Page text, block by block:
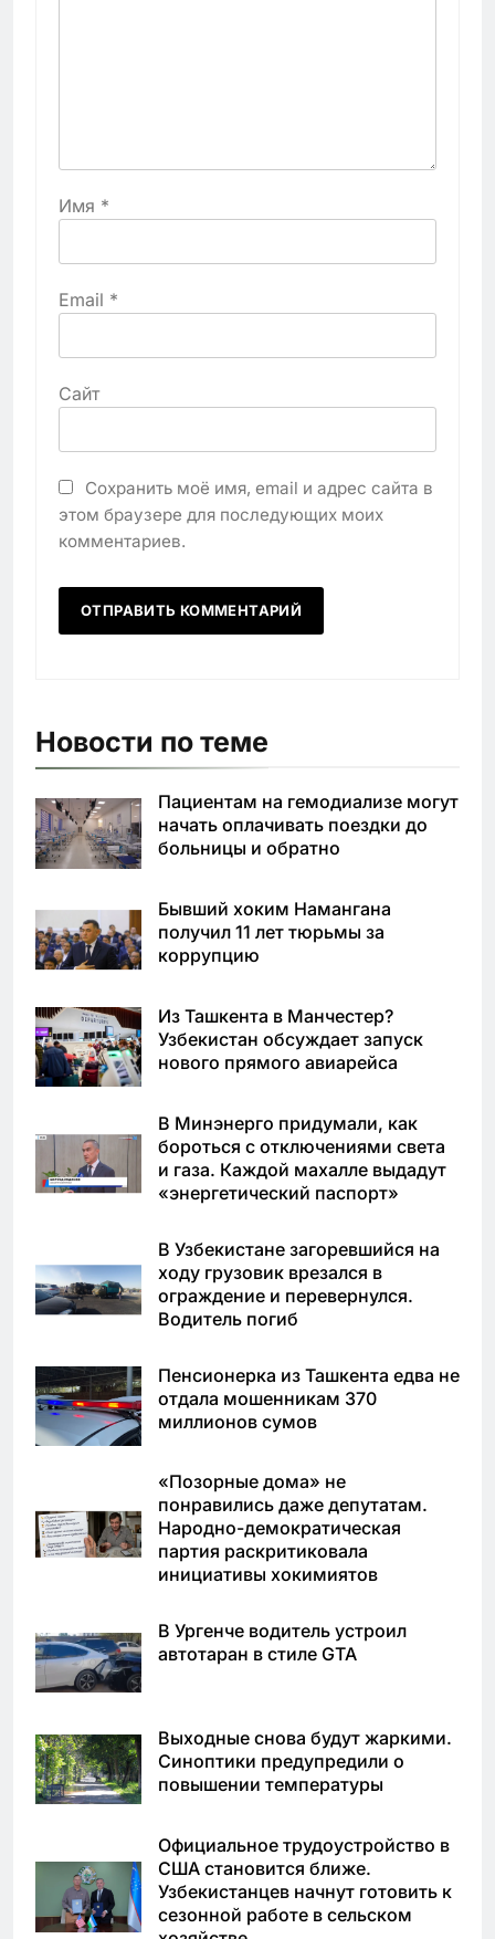
Имя *
Email *
Сайт
Сохранить моё имя, email и адрес сайта в
этом браузере для последующих моих
комментариев.
Новости по теме
Пациентам на гемодиализе могут
начать оплачивать поездки до
больницы и обратно
Бывший хоким Намангана
получил 11 лет тюрьмы за
коррупцию
Из Ташкента в Манчестер?
Узбекистан обсуждает запуск
нового прямого авиарейса
В Минэнерго придумали, как
бороться с отключениями света
и газа. Каждой махалле выдадут
«энергетический паспорт»
В Узбекистане загоревшийся на
ходу грузовик врезался в
ограждение и перевернулся.
Водитель погиб
Пенсионерка из Ташкента едва не
отдала мошенникам 370
миллионов сумов
«Позорные дома» не
понравились даже депутатам.
Народно-демократическая
партия раскритиковала
инициативы хокимиятов
В Ургенче водитель устроил
автотаран в стиле GTA
Выходные снова будут жаркими.
Синоптики предупредили о
повышении температуры
Официальное трудоустройство в
США становится ближе.
Узбекистанцев начнут готовить к
сезонной работе в сельском